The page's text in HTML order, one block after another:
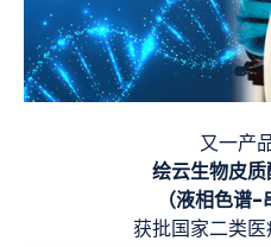
又一产
绘云生物皮
（液相色谱-
获批国家二类医